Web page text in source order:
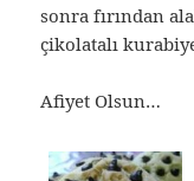
sonra fırından
çikolatalı
Afiyet Olsun…